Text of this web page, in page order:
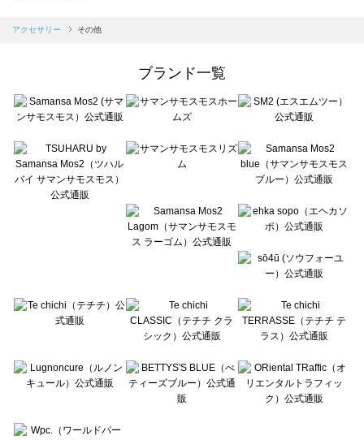
Samansa Mos2 blue（サマンサモスモス ブルー）のアクセサリー一覧
sō4ū（ソウフォーユー）のアクセサリー一覧
Te chichi（テチチ）のアクセサリー一覧
Te chichi CLASSIC（テチチ クラシック）のアクセサリー一覧
Lugnoncure（ルノンキュール）のアクセサリー一覧
BETTY'S BLUE（べティーズブルー）のアクセサリー一覧
Wpc.（ワールドパーティー）のアクセサリー一覧
アクセサリー その他
ブランド一覧